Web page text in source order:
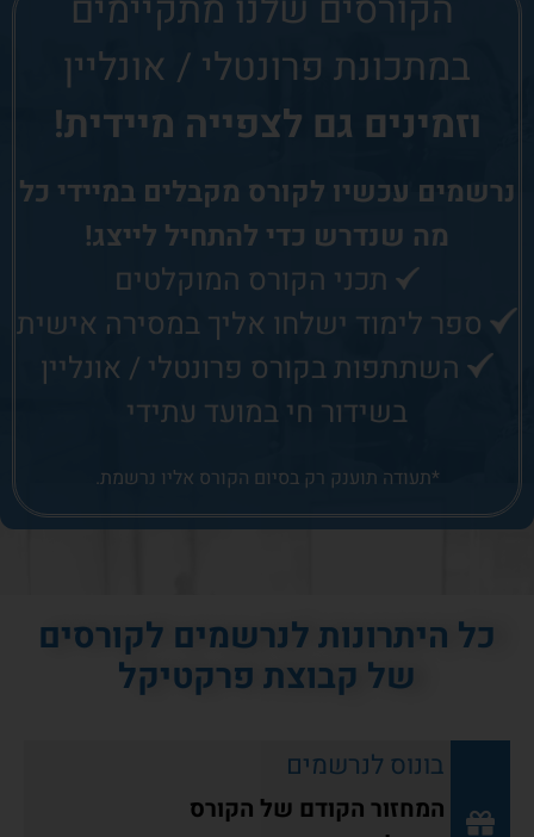
במתכונת פרונטלי / אונליין
וזמינים גם לצפייה מיידית!
נרשמים עכשיו לקורס מקבלים במיידי כל
מה שנדרש כדי להתחיל לייצג!
תכני הקורס המוקלטים
ספר לימוד ישלחו אליך במסירה אישית
השתתפות בקורס פרונטלי / אונליין
בשידור חי במועד עתידי
*תעודה תוענק רק בסיום הקורס אליו נרשמת.
כל היתרונות לנרשמים לקורסים
של קבוצת פרקטיקל
בונוס לנרשמים
המחזור הקודם של הקורס